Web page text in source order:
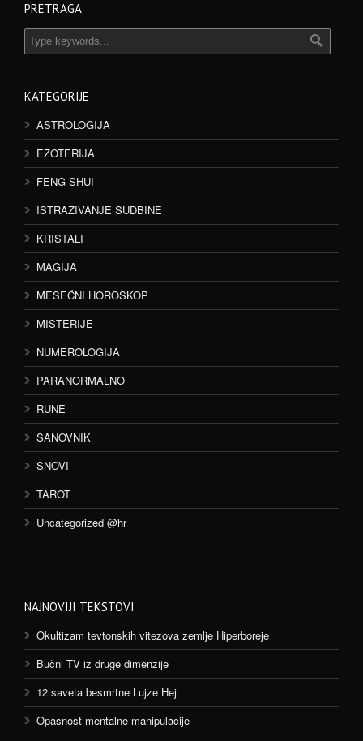
PRETRAGA
KATEGORIJE
ASTROLOGIJA
EZOTERIJA
FENG SHUI
ISTRAŽIVANJE SUDBINE
KRISTALI
MAGIJA
MESEČNI HOROSKOP
MISTERIJE
NUMEROLOGIJA
PARANORMALNO
RUNE
SANOVNIK
SNOVI
TAROT
Uncategorized @hr
NAJNOVIJI TEKSTOVI
Okultizam tevtonskih vitezova zemlje Hiperboreje
Bučni TV iz druge dimenzije
12 saveta besmrtne Lujze Hej
Opasnost mentalne manipulacije